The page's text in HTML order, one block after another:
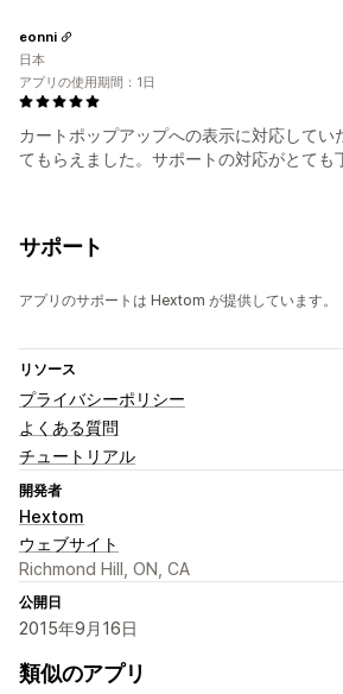
カートポップアップへの表示に対応してい
てもらえました。サポートの対応がとても
eonni
日本
アプリの使用期間：1日
サポート
アプリのサポートは Hextom が提供しています。
リソース
プライバシーポリシー
よくある質問
チュートリアル
開発者
Hextom
ウェブサイト
Richmond Hill, ON, CA
公開日
2015年9月16日
類似のアプリ